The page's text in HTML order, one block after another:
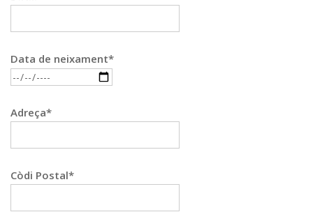
Data de neixament*
Adreça*
Còdi Postal*